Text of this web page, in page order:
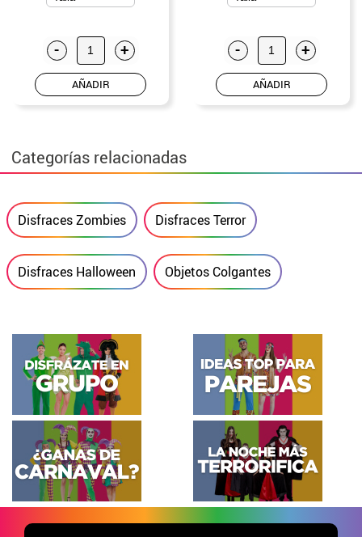
- +
AÑADIR
- +
AÑADIR
Categorías relacionadas
Disfraces Zombies Disfraces Terror
Disfraces Halloween Objetos Colgantes